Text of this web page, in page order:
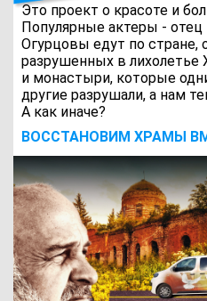
Это проект о красоте и
Популярные актеры -
Огурцовы едут по стране,
разрушенных в
и монастыри, которые
другие разрушали, а нам
А как иначе?
ВОCСТАНОВИМ ХРАМЫ